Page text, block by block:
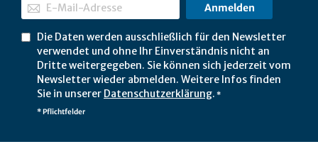
Anmelden
Die Daten werden ausschließlich für den Newsletter
verwendet und ohne Ihr Einverständnis nicht an
Dritte weitergegeben. Sie können sich jederzeit vom
Newsletter wieder abmelden. Weitere Infos finden
Sie in unserer Datenschutzerklärung. *
* Pflichtfelder